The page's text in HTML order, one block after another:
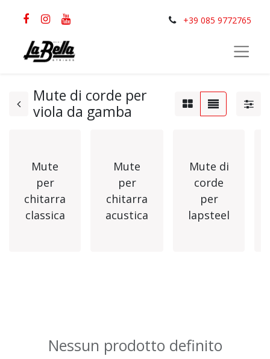
+39 085 9772765
Mute di corde per
viola da gamba
Mute
per
chitarra
classica
Mute
per
chitarra
acustica
Mute di
corde
per
lapsteel
Nessun prodotto definito